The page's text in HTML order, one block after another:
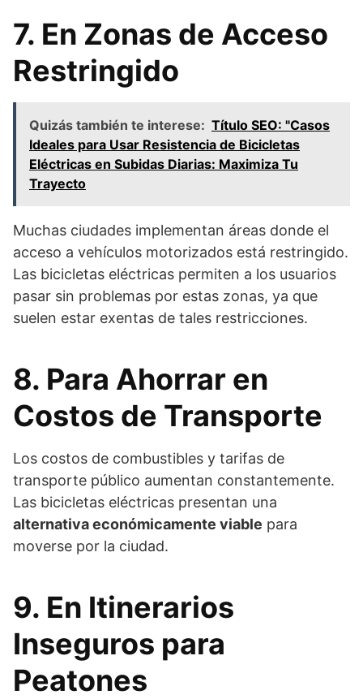
7. En Zonas de Acceso
Restringido
Quizás también te interese: Título SEO: "Casos
Ideales para Usar Resistencia de Bicicletas
Eléctricas en Subidas Diarias: Maximiza Tu
Trayecto
Muchas ciudades implementan áreas donde el
acceso a vehículos motorizados está restringido.
Las bicicletas eléctricas permiten a los usuarios
pasar sin problemas por estas zonas, ya que
suelen estar exentas de tales restricciones.
8. Para Ahorrar en
Costos de Transporte
Los costos de combustibles y tarifas de
transporte público aumentan constantemente.
Las bicicletas eléctricas presentan una
alternativa económicamente viable para
moverse por la ciudad.
9. En Itinerarios
Inseguros para
Peatones